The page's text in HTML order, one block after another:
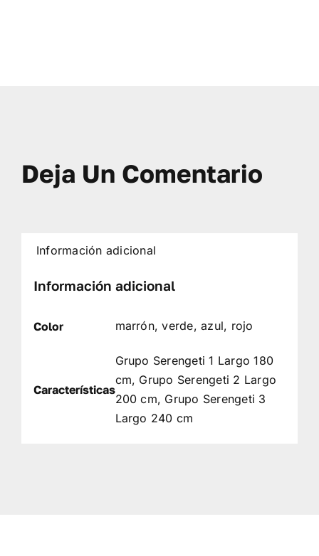
Deja Un Comentario
Información adicional
Información adicional
Color marrón, verde, azul, rojo
Características
Grupo Serengeti 1 Largo 180
cm, Grupo Serengeti 2 Largo
200 cm, Grupo Serengeti 3
Largo 240 cm